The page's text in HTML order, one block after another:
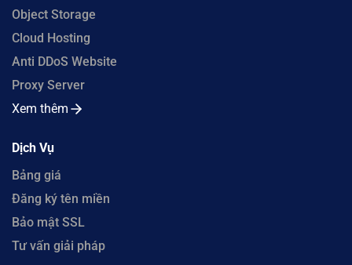
Object Storage
Cloud Hosting
Anti DDoS Website
Proxy Server
Xem thêm
Dịch Vụ
Bảng giá
Đăng ký tên miền
Bảo mật SSL
Tư vấn giải pháp